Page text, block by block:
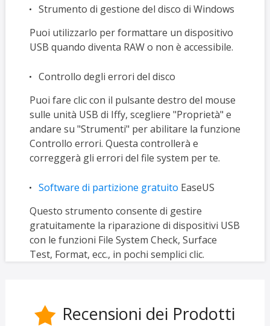
Strumento di gestione del disco di Windows
Puoi utilizzarlo per formattare un dispositivo
USB quando diventa RAW o non è accessibile.
Controllo degli errori del disco
Puoi fare clic con il pulsante destro del mouse
sulle unità USB di Iffy, scegliere "Proprietà" e
andare su "Strumenti" per abilitare la funzione
Controllo errori. Questa controllerà e
correggerà gli errori del file system per te.
Software di partizione gratuito EaseUS
Questo strumento consente di gestire
gratuitamente la riparazione di dispositivi USB
con le funzioni File System Check, Surface
Test, Format, ecc., in pochi semplici clic.
 Recensioni dei Prodotti